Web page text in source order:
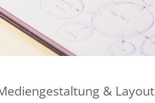
& Layout